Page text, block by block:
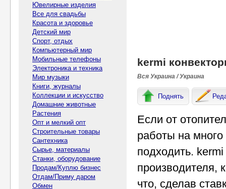
Ювелирные изделия
Все для свадьбы
Красота и здоровье
Детский мир
Спорт, отдых
Компьютерный мир
Мобильные телефоны
Электроника и техника
Мир музыки
Книги, журналы
Коллекции и искусство
Домашние животные
Растения
Опт и мелкий опт
Строительные товары
Сантехника
Сырье, материалы
Станки, оборудование
Продам/Куплю бизнес
Отдам/Приму даром
Обмен
kermi
Вся Украина / Украина
Поднять
Если от
работы на много
подходить.
производителя,
что, сделав